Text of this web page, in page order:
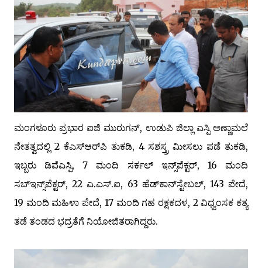
ಮಂಗಳೂರು ಪ್ರಭಾರ ಐಜಿ ಮುರುಗನ್, ಉಡುಪಿ ಜಿಲ್ಲಾ ಎಸ್ಪಿ ಅಣ್ಣಾಮಲೆ
ನೇತತ್ವದಲ್ಲಿ 2 ಕೆಎಸ್‌ಆರ್‌ಪಿ ತುಕಡಿ, 4 ಸಶಸ್ತ್ರ ಮೀಸಲು ಪಡೆ ತುಕಡಿ,
ಇಬ್ಬರು ಡಿವೆಎಸ್ಪಿ, 7 ಮಂದಿ ಸರ್ಕಲ್ ಇನ್ಸ್‌ಪೆಕ್ಟರ್, 16 ಮಂದಿ
ಸಬ್‌ಇನ್ಸ್‌ಪೆಕ್ಟರ್, 22 ಎ.ಎಸ್‌.ಐ, 63 ಹೆಡ್‌ಕಾನ್‌ಸ್ಟೇಬಲ್, 143 ಪೇದೆ,
19 ಮಂದಿ ಮಹಿಳಾ ಪೇದೆ, 17 ಮಂದಿ ಗಹ ರಕ್ಷಕದಳ, 2 ವಿಧ್ವಂಸಕ ಕತ್ಯ
ತಡೆ ತಂಡದ ಭದ್ರತೆಗೆ ನಿಯೋಜಿತರಾಗಿದ್ದರು.